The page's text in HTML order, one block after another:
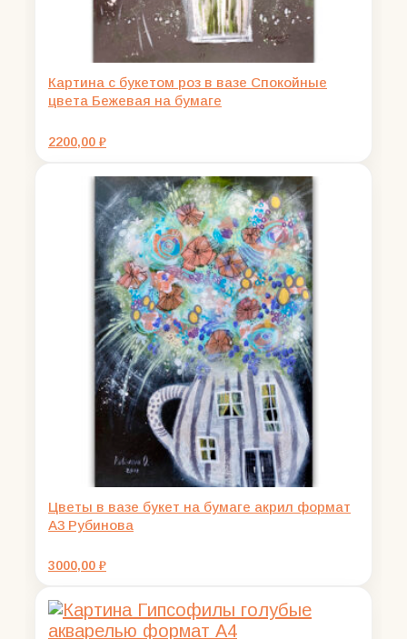
Картина с букетом роз в вазе Спокойные
цвета Бежевая на бумаге
2200,00 ₽
Цветы в вазе букет на бумаге акрил формат
А3 Рубинова
3000,00 ₽